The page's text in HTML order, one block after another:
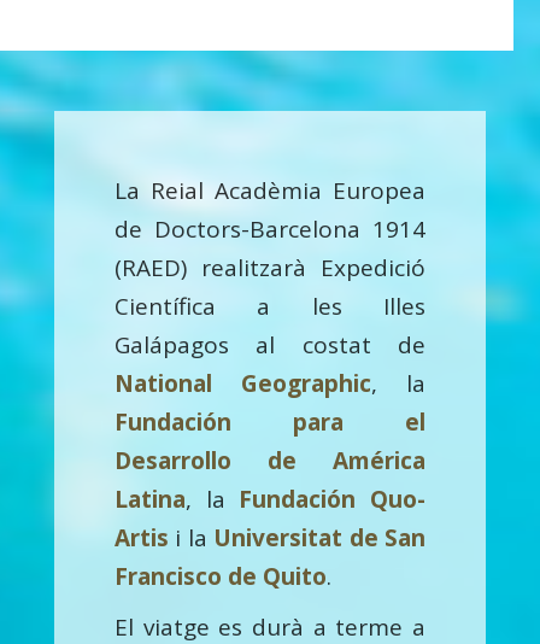
La Reial Acadèmia Europea
de Doctors-Barcelona 1914
(RAED) realitzarà Expedició
Científica a les Illes
Galápagos al costat de
National Geographic, la
Fundación para el
Desarrollo de América
Latina, la Fundación Quo-
Artis i la Universitat de San
Francisco de Quito.
El viatge es durà a terme a